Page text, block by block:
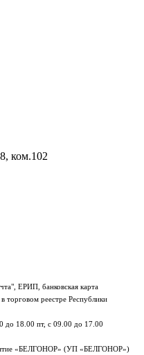
ком.102
ЕРИП, банковская карта
торговом реестре Республики
до 18.00 пт, с 09.00 до 17.00
«БЕЛГОНОР» (УП «БЕЛГОНОР»)